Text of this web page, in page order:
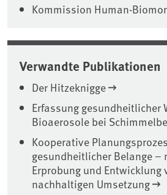
Kommission Human-
Verwandte Publikationen
Der Hitzeknigge
Erfassung gesundheitlicher
Bioaerosole bei
Kooperative
gesundheitlicher Belange –
Erprobung und Entwicklung
nachhaltigen Umsetzung